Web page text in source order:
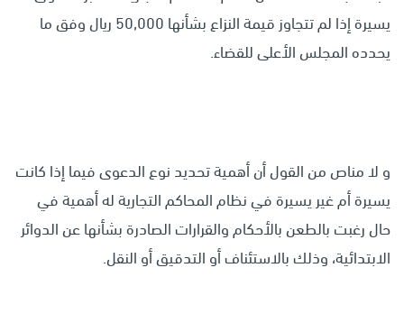
يسيرة إذا لم تتجاوز قيمة النزاع بشأنها 50,000 ريال وفق ما
يحدده المجلس الأعلى للقضاء.
و لا مناص من القول أن أهمية تحديد نوع الدعوى فيما إذا كانت
يسيرة أم غير يسيرة في نظام المحاكم التجارية له أهمية في
حال رغبت بالطعن بالأحكام والقرارات الصادرة بشأنها عن الدوائر
الابتدائية، وذلك بالاستئناف أو التدقيق أو النقل.